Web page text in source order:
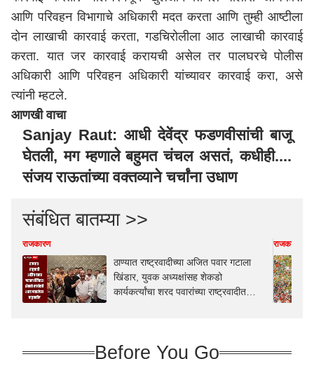
आणि परिवहन विभागाचे अधिकारी मदत करता आणि तुम्ही आष्टीला
दोन लाखाची कारवाई करता,गडचिरोलीला आठ लाखाची कारवाई
करता. यात जर कारवाई करायची असेल तर पालघरचे पोलीस
अधिकारी आणि परिवहन अधिकारी यांच्यावर कारवाई करा, असे
त्यांनी म्हटले.
आणखी वाचा
Sanjay Raut: आधी देवेंद्र फडणवीसांची बाजू
घेतली, मग म्हणाले बहुमत चंचल असतं, कधीही....
संजय राऊतांच्या वक्तव्याने चर्चांना उधाण
संबंधित बातम्या >>
राजकारण
ठाण्यात राष्ट्रवादीच्या अजित पवार गटाला
खिंडार, युवक अध्यक्षांसह शेकडो
कार्यकर्त्यांचा शरद पवारांच्या राष्ट्रवादीत
राजकारण
Before You Go